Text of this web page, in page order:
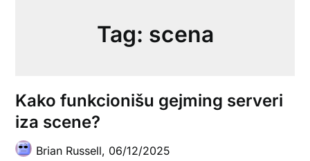
Tag: scena
Kako funkcionišu gejming serveri
iza scene?
Brian Russell, 06/12/2025